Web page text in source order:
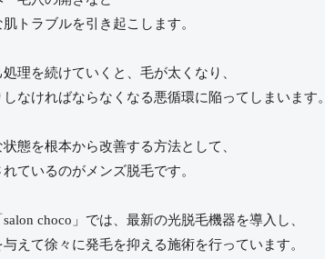
トラブルを引き起こします。
処理を続けていくと、毛が太くなり、
しなければならなくなる悪循環に陥ってしまいます。
態を根本から改善する方法として、
ているのがメンズ脱毛です。
choco」では、最新の光脱毛機器を導入し、
えて徐々に発毛を抑える施術を行っています。